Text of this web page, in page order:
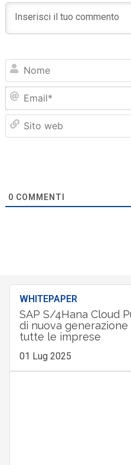
0 COMMENTI
WHITEPAPER
SAP S/4Hana Cloud
di nuova
tutte le imprese
01 Lug 2025